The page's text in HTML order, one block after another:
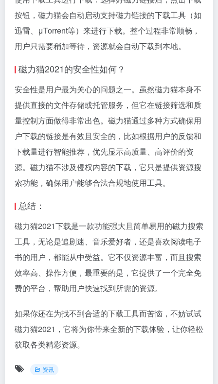
按钮，磁力猫会自动启动支持磁力链接的下载工具（如
迅雷、μTorrent等）来进行下载。整个过程非常顺畅，
用户只需要稍加等待，资源就会自动下载到本地。
磁力猫2021的安全性如何？
安全性是用户最为关心的问题之一。虽然磁力猫本身不
提供直接的文件存储或托管服务，但它在链接筛选和质
量控制方面做得非常出色。磁力猫通过多种方式确保用
户下载的链接是有效且安全的，比如根据用户的反馈和
下载量进行智能推荐，优先显示高质量、高评价的资
源。磁力猫不涉及侵权内容的下载，它只是提供资源搜
索功能，确保用户能够合法合规地使用工具。
总结：
磁力猫2021下载是一款功能强大且简单易用的磁力搜索
工具，无论是追剧迷、音乐爱好者，还是喜欢阅读电子
书的用户，都能从中受益。它不仅资源丰富，而且搜索
效率高、操作方便，最重要的是，它提供了一个完全免
费的平台，帮助用户快速找到所需的资源。
如果你还在为找不到合适的下载工具而苦恼，不妨试试
磁力猫2021，它将为你带来全新的下载体验，让你轻松
获取各类精彩资源。
资讯